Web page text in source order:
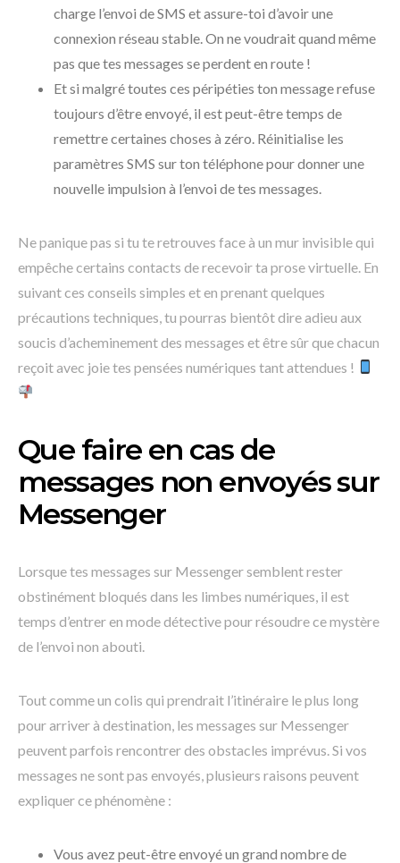
charge l’envoi de SMS et assure-toi d’avoir une
connexion réseau stable. On ne voudrait quand même
pas que tes messages se perdent en route !
Et si malgré toutes ces péripéties ton message refuse
toujours d’être envoyé, il est peut-être temps de
remettre certaines choses à zéro. Réinitialise les
paramètres SMS sur ton téléphone pour donner une
nouvelle impulsion à l’envoi de tes messages.
Ne panique pas si tu te retrouves face à un mur invisible qui
empêche certains contacts de recevoir ta prose virtuelle. En
suivant ces conseils simples et en prenant quelques
précautions techniques, tu pourras bientôt dire adieu aux
soucis d’acheminement des messages et être sûr que chacun
reçoit avec joie tes pensées numériques tant attendues !
Que faire en cas de
messages non envoyés sur
Messenger
Lorsque tes messages sur Messenger semblent rester
obstinément bloqués dans les limbes numériques, il est
temps d’entrer en mode détective pour résoudre ce mystère
de l’envoi non abouti.
Tout comme un colis qui prendrait l’itinéraire le plus long
pour arriver à destination, les messages sur Messenger
peuvent parfois rencontrer des obstacles imprévus. Si vos
messages ne sont pas envoyés, plusieurs raisons peuvent
expliquer ce phénomène :
Vous avez peut-être envoyé un grand nombre de